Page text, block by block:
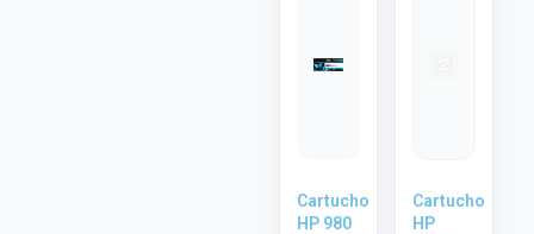
Cartucho
HP 980
Cartucho
HP